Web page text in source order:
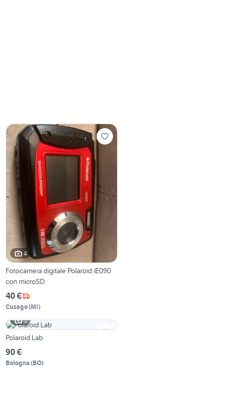
4
Fotocamera digitale Polaroid iE090
con microSD
40 €
Cusago(MI)
5
Polaroid Lab
90 €
Bologna (BO)